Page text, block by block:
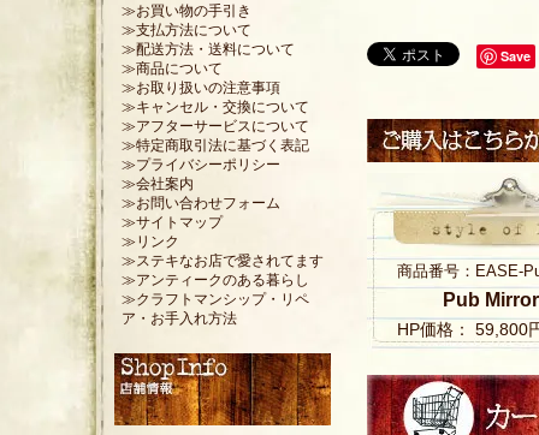
Save
商品番号：EASE-
Pub
HP価格： 59,800
≫お買い物の手引き
≫支払方法について
≫配送方法・送料について
≫商品について
≫お取り扱いの注意事項
≫キャンセル・交換について
≫アフターサービスについて
≫特定商取引法に基づく表記
≫プライバシーポリシー
≫会社案内
≫お問い合わせフォーム
≫サイトマップ
≫リンク
≫ステキなお店で愛されてます
≫アンティークのある暮らし
≫クラフトマンシップ・リペ
ア・お手入れ方法